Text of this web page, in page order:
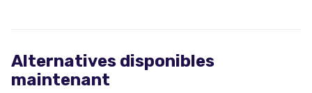
Alternatives disponibles
maintenant